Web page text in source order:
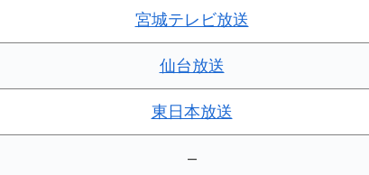
宮城テレビ放送
仙台放送
東日本放送
–